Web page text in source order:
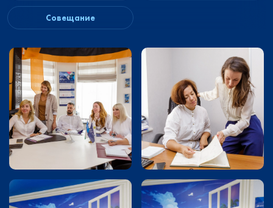
Совещание